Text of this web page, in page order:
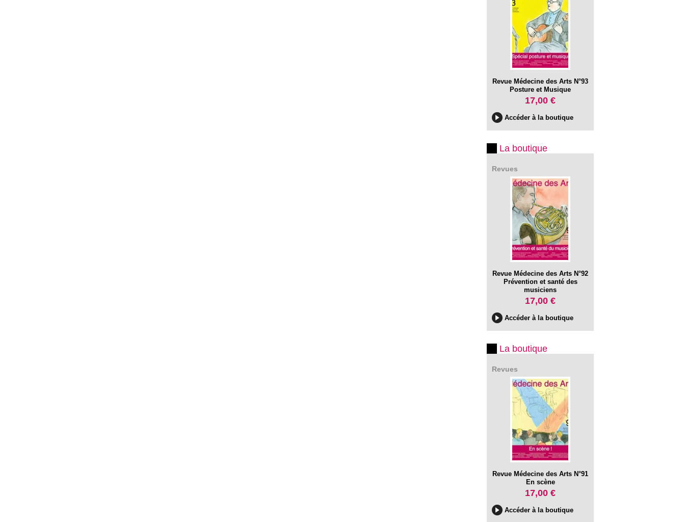
Revue Médecine des Arts N°93
Posture et Musique
17,00 €
Accéder à la boutique
La boutique
Revues
Revue Médecine des Arts N°92
Prévention et santé des
musiciens
17,00 €
Accéder à la boutique
La boutique
Revues
Revue Médecine des Arts N°91
En scène
17,00 €
Accéder à la boutique